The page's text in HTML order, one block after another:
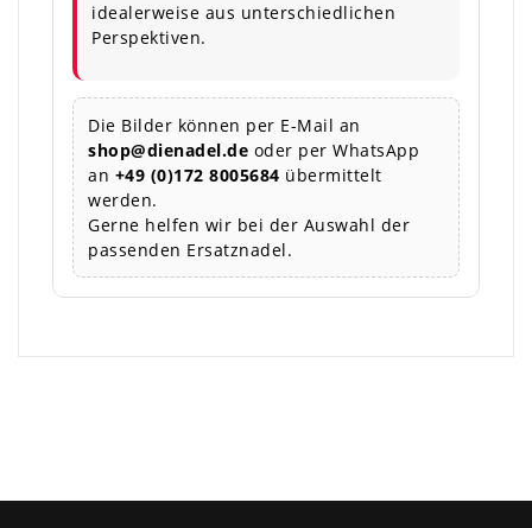
idealerweise aus unterschiedlichen
Perspektiven.
Die Bilder können per E-Mail an
shop@dienadel.de oder per WhatsApp
an +49 (0)172 8005684 übermittelt
werden.
Gerne helfen wir bei der Auswahl der
passenden Ersatznadel.